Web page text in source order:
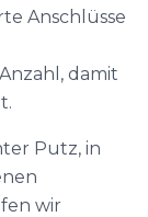
Anschlüsse
damit
Putz, in
wir